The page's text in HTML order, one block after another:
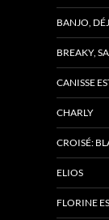
BANJO,
BREAKY,
CANISSE
CHARLY
CROISÉ:
ELIOS
FLORINE